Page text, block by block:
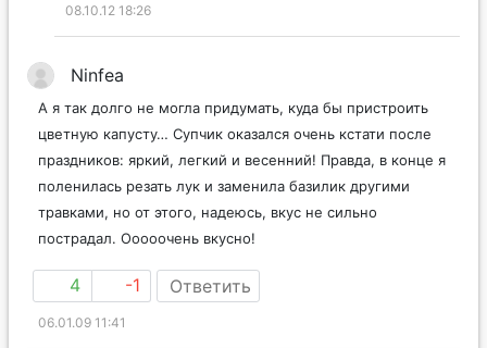
08.10.12 18:26
Ninfea
А я так долго не могла придумать, куда бы пристроить
цветную капусту… Супчик оказался очень кстати после
праздников: яркий, легкий и весенний! Правда, в конце я
поленилась резать лук и заменила базилик другими
травками, но от этого, надеюсь, вкус не сильно
пострадал. Ооооочень вкусно!
4 -1 Ответить
06.01.09 11:41